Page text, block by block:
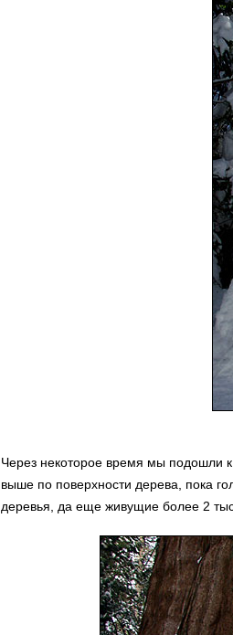
Через некоторое время мы подошли
выше по поверхности дерева, пока
деревья, да еще живущие более 2